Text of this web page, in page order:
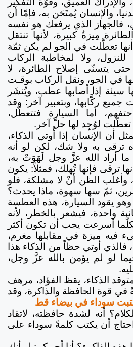
والإنسان يُمتَحَن به، فإمّا أن
فالجهاز الذي يرفعك هو نفسه
مِيزةٌ كبيرة، لأنها تنتقل
تعطَّلت في الجو لم يكن ثمّة
ولا لمخاطبة الركاب
حتى يتسنّى إصلاح الطائرة، لا
في الجو، ونقل الركاب بوقـت
سيئة إذا أصابها عطب، ويُنشَر
جميع ركَّابها، وبتعبير آخر: وقد
أما السيارة فتتعطَّل،
تعطَّلت لوُجِد لها حلّ آخر.
الإنسان إذا أُوتي الذكاء،
ترقى به ولا شك، لكن لو أنه
أراد الله عزَّ وجل لَهَوَتْ به،
ترقى فإنها تُهلك، فمثلاً: يكون
وأغلب الظن أنْ لا مشلكة، فلو
ثمّ سها سهوة، ماذا يحدث؟
وهو يقود السيارة، هذه العطسة
واحدة، فيشعر بالخطر، لأنه
أسرعت يجب أن تكون أكثر
فيه ميزة في مقابلها مغرم،
فالذي أوتي حظاً من الذكاء هذا
لو لم يؤمن بالله عزَّ وجل،
الذكاء، يقظ الفؤاد، مرهف
في قوة الحافظة والذاكرة، وقد
سوداء في بيضاء قط
أنه لشدة حافظته، لاتقاد
احتاج أن يكتب كلمةً سوداء على